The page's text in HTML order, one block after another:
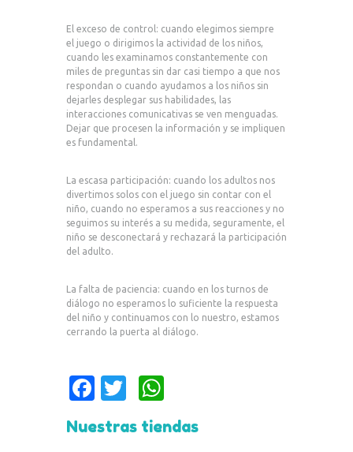
El exceso de control: cuando elegimos siempre
el juego o dirigimos la actividad de los niños,
cuando les examinamos constantemente con
miles de preguntas sin dar casi tiempo a que nos
respondan o cuando ayudamos a los niños sin
dejarles desplegar sus habilidades, las
interacciones comunicativas se ven menguadas.
Dejar que procesen la información y se impliquen
es fundamental.
La escasa participación: cuando los adultos nos
divertimos solos con el juego sin contar con el
niño, cuando no esperamos a sus reacciones y no
seguimos su interés a su medida, seguramente, el
niño se desconectará y rechazará la participación
del adulto.
La falta de paciencia: cuando en los turnos de
diálogo no esperamos lo suficiente la respuesta
del niño y continuamos con lo nuestro, estamos
cerrando la puerta al diálogo.
Fa
e
w
it
at
Nuestras tiendas